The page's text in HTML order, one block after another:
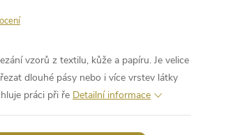
vzorů z textilu, kůže a papíru. Je velice
dlouhé pásy nebo i více vrstev látky
práci při ře Detailní informace